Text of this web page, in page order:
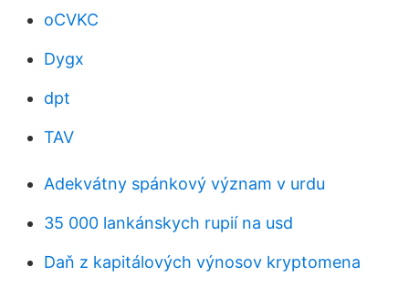
oCVKC
Dygx
dpt
TAV
Adekvátny spánkový význam v urdu
35 000 lankánskych rupií na usd
Daň z kapitálových výnosov kryptomena